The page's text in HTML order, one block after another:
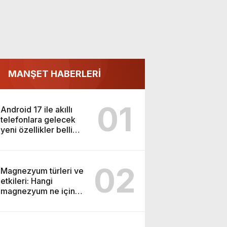
MANŞET HABERLERİ
Android 17 ile akıllı
telefonlara gelecek
yeni özellikler belli
01
Magnezyum türleri ve
etkileri: Hangi
magnezyum ne için
02